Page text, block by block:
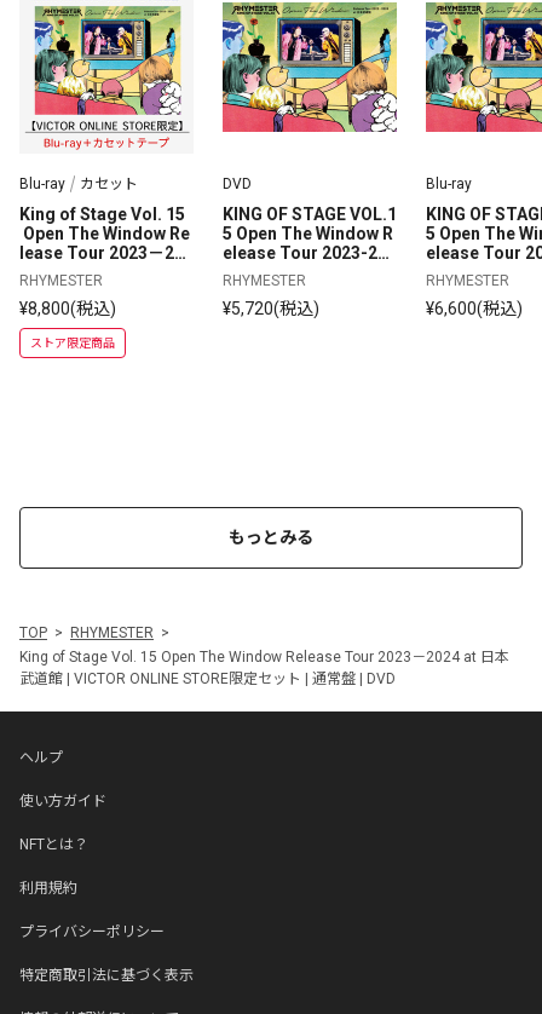
Blu-ray カセット
King of Stage Vol. 15
Open The Window Re
lease Tour 2023－202
4 at 日本武道館 | VICT
OR ONLINE STORE限
定セット | 通常盤 | Blu-
ray
RHYMESTER
¥8,800(税込)
ストア限定商品
DVD
KING OF STAGE VOL.1
5 Open The Window R
elease Tour 2023-202
4 at 日本武道館 | 147分
| DVD
RHYMESTER
¥5,720(税込)
Blu-ray
KING OF
5 Open The
elease Tour
4 at 日本武道
| ブルーレイ
RHYMESTER
¥6,600(税込)
もっとみる
TOP
RHYMESTER
King of Stage Vol. 15 Open The Window Release Tour 2023－2024 at 日本
武道館 | VICTOR ONLINE STORE限定セット | 通常盤 | DVD
ヘルプ
使い方ガイド
NFTとは？
利用規約
プライバシーポリシー
特定商取引法に基づく表示